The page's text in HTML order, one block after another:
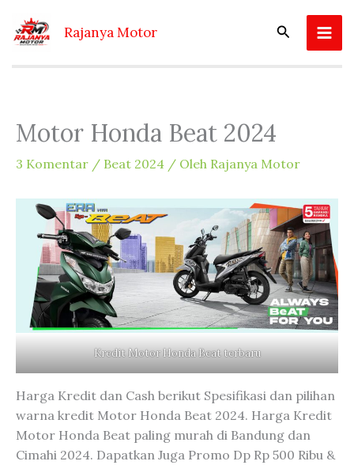
konten
Rajanya Motor Cari
Motor Honda Beat 2024
3 Komentar / Beat 2024 / Oleh Rajanya Motor
Kredit Motor Honda Beat terbaru
Harga Kredit dan Cash berikut Spesifikasi dan pilihan
warna kredit Motor Honda Beat 2024. Harga Kredit
Motor Honda Beat paling murah di Bandung dan
Cimahi 2024. Dapatkan Juga Promo Dp Rp 500 Ribu &